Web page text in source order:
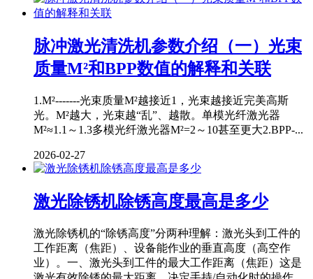
脉冲激光清洗机参数介绍（一）光束
质量M²和BPP数值的解释和关联
1.M²-------光束质量M²越接近1，光束越接近完美高斯
光。M²越大，光束越“乱”、越散。单模光纤激光器
M²≈1.1～1.3多模光纤激光器M²=2～10甚至更大2.BPP-...
2026-02-27
激光除锈机除锈高度最高是多少
激光除锈机的“除锈高度”分两种理解：激光头到工件的
工作距离（焦距）、设备能作业的垂直高度（高空作
业）。一、激光头到工件的最大工作距离（焦距）这是